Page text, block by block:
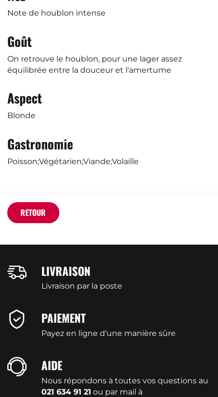
Note de houblon intense
Goût
On retrouve le houblon, pour une lager assez
équilibrée entre la douceur et l'amertume
Aspect
Blonde
Gastronomie
Poisson;Végétarien;Viande;Volaille
RETOUR
LIVRAISON
Livraison par la poste
PAIEMENT
Payez en ligne d'une manière sûre
AIDE
Nous répondons à toutes vos questions au
021 634 91 21 ou par mail à